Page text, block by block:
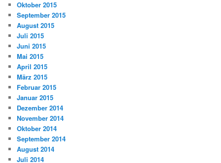
Oktober 2015
September 2015
August 2015
Juli 2015
Juni 2015
Mai 2015
April 2015
März 2015
Februar 2015
Januar 2015
Dezember 2014
November 2014
Oktober 2014
September 2014
August 2014
Juli 2014